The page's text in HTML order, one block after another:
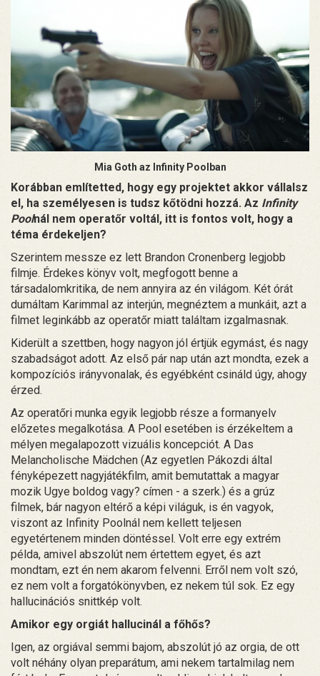
Mia Goth az Infinity Poolban
Korábban említetted, hogy egy projektet akkor vállalsz
el, ha személyesen is tudsz kőtödni hozzá. Az Infinity
Poolnál nem operatőr voltál, itt is fontos volt, hogy a
téma érdekeljen?
Szerintem messze ez lett Brandon Cronenberg legjobb
filmje. Érdekes könyv volt, megfogott benne a
társadalomkritika, de nem annyira az én világom. Két órát
dumáltam Karimmal az interjún, megnéztem a munkáit, azt a
filmet leginkább az operatőr miatt találtam izgalmasnak.
Kiderült a szettben, hogy nagyon jól értjük egymást, és nagy
szabadságot adott. Az első pár nap után azt mondta, ezek a
kompozíciós irányvonalak, és egyébként csináld úgy, ahogy
érzed.
Az operatőri munka egyik legjobb része a formanyelv
előzetes megalkotása. A Pool esetében is érzékeltem a
mélyen megalapozott vizuális koncepciót. A Das
Melancholische Mädchen (Az egyetlen Pákozdi által
fényképezett nagyjátékfilm, amit bemutattak a magyar
mozik Ugye boldog vagy? címen - a szerk.) és a grúz
filmek, bár nagyon eltérő a képi világuk, is én vagyok,
viszont az Infinity Poolnál nem kellett teljesen
egyetértenem minden döntéssel. Volt erre egy extrém
példa, amivel abszolút nem értettem egyet, és azt
mondtam, ezt én nem akarom felvenni. Erről nem volt szó,
ez nem volt a forgatókönyvben, ez nekem túl sok. Ez egy
hallucinációs snittkép volt.
Amikor egy orgiát hallucinál a főhős?
Igen, az orgiával semmi bajom, abszolút jó az orgia, de ott
volt néhány olyan preparátum, ami nekem tartalmilag nem